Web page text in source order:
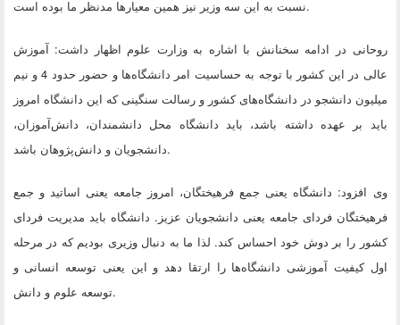
نسبت به این سه وزیر نیز همین معیارها مدنظر ما بوده است.
روحانی در ادامه سخنانش با اشاره به وزارت علوم اظهار داشت: آموزش
عالی در این کشور با توجه به حساسیت امر دانشگاه‌ها و حضور حدود 4 و نیم
میلیون دانشجو در دانشگاه‌های کشور و رسالت سنگینی که این دانشگاه امروز
باید بر عهده داشته باشد، باید دانشگاه محل دانشمندان، دانش‌آموزان،
دانشجویان و دانش‌پژوهان باشد.
وی افزود: دانشگاه یعنی جمع فرهیختگان، امروز جامعه یعنی اساتید و جمع
فرهیختگان فردای جامعه یعنی دانشجویان عزیز. دانشگاه باید مدیریت فردای
کشور را بر دوش خود احساس کند. لذا ما به دنبال وزیری بودیم که در مرحله
اول کیفیت آموزشی دانشگاه‌ها را ارتقا دهد و این یعنی توسعه انسانی و
توسعه علوم و دانش.